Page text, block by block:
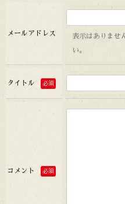
メールアドレス
表示はありませ
い。
タイトル 必須
コメント 必須